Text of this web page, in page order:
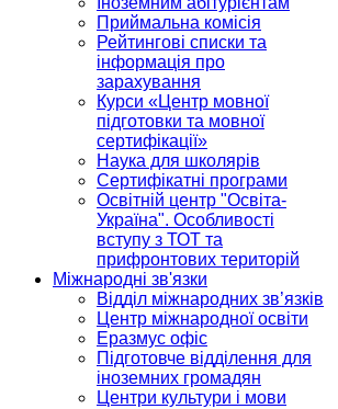
Приймальна комісія
Рейтингові списки та
інформація про
зарахування
Курси «Центр мовної
підготовки та мовної
сертифікації»
Наука для школярів
Сертифікатні програми
Освітній центр "Освіта-
Україна". Особливості
вступу з ТОТ та
прифронтових територій
Міжнародні зв'язки
Відділ міжнародних зв’язків
Центр міжнародної освіти
Еразмус офіс
Підготовче відділення для
іноземних громадян
Центри культури і мови